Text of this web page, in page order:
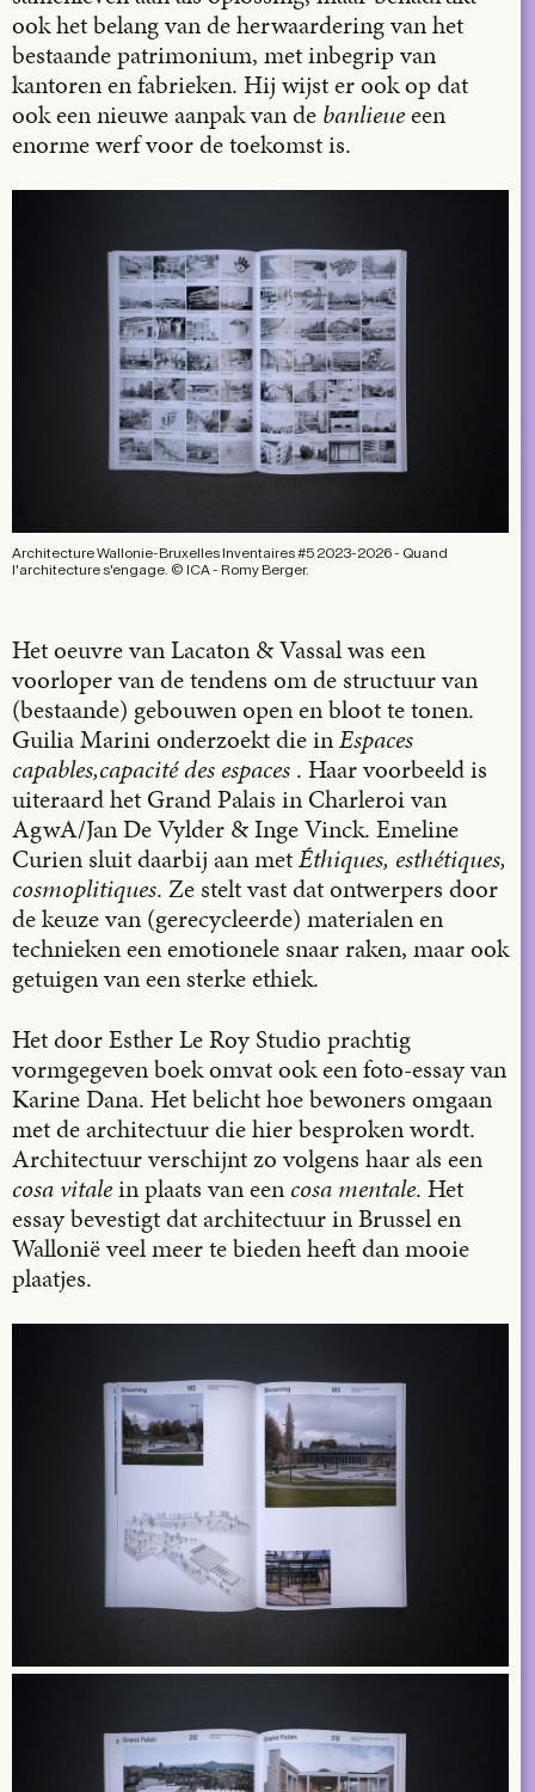
ook het belang van de herwaardering van het
bestaande patrimonium, met inbegrip van
kantoren en fabrieken. Hij wijst er ook op dat
ook een nieuwe aanpak van de banlieueeen
enorme werf voor de toekomst is.
Architecture Wallonie-Bruxelles Inventaires #5 2023-2026 - Quand
l'architecture s'engage. © ICA - Romy Berger.
Het oeuvre van Lacaton & Vassal was een
voorloper van de tendens om de structuur van
(bestaande) gebouwen open en bloot te tonen.
Guilia Marini onderzoekt die inEspaces
capables,capacité des espaces . Haar voorbeeld is
uiteraard het Grand Palais in Charleroi van
AgwA/Jan De Vylder & Inge Vinck. Emeline
Curien sluit daarbij aan metÉthiques, esthétiques,
cosmoplitiques. Ze stelt vast dat ontwerpers door
de keuze van (gerecycleerde) materialen en
technieken een emotionele snaar raken, maar ook
getuigen van een sterke ethiek.
Het door Esther Le Roy Studio prachtig
vormgegeven boek omvat ook een foto-essay van
Karine Dana. Het belicht hoe bewoners omgaan
met de architectuur die hier besproken wordt.
Architectuur verschijnt zo volgens haar als een
cosa vitalein plaats van een cosa mentale. Het
essay bevestigt dat architectuur in Brussel en
Wallonië veel meer te bieden heeft dan mooie
plaatjes.